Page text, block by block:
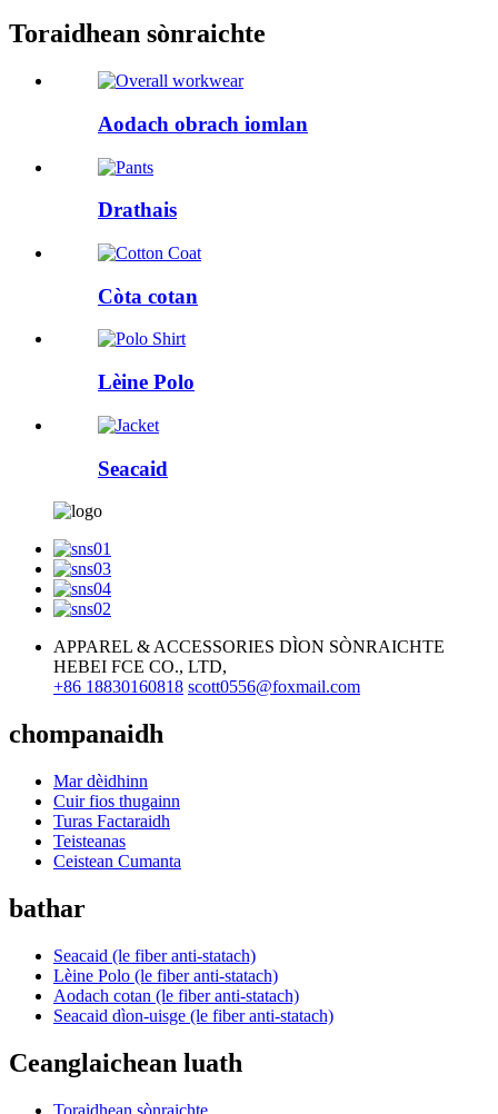
Toraidhean sònraichte
Aodach obrach iomlan
Drathais
Còta cotan
Lèine Polo
Seacaid
APPAREL & ACCESSORIES DÌON SÒNRAICHTE
HEBEI FCE CO., LTD,
+86 18830160818 scott0556@foxmail.com
chompanaidh
Mar dèidhinn
Cuir fios thugainn
Turas Factaraidh
Teisteanas
Ceistean Cumanta
bathar
Seacaid (le fiber anti-statach)
Lèine Polo (le fiber anti-statach)
Aodach cotan (le fiber anti-statach)
Seacaid dìon-uisge (le fiber anti-statach)
Ceanglaichean luath
Toraidhean sònraichte